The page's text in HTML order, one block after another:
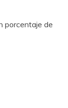
porcentaje de